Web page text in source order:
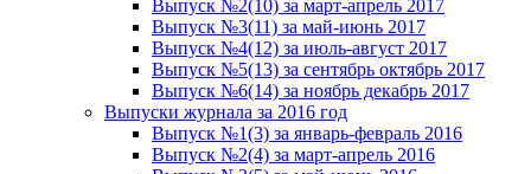
Выпуск №2(10) за март-апрель 2017
Выпуск №3(11) за май-июнь 2017
Выпуск №4(12) за июль-август 2017
Выпуск №5(13) за сентябрь октябрь 2017
Выпуск №6(14) за ноябрь декабрь 2017
Выпуски журнала за 2016 год
Выпуск №1(3) за январь-февраль 2016
Выпуск №2(4) за март-апрель 2016